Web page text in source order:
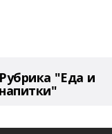
Рубрика "Еда и
напитки"